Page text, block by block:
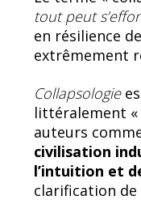
o
o
k
y
tout peut
en résilience
extrêmement
Collapsologie
littéralement «
auteurs
civilisation
l’intuition et
clarification de